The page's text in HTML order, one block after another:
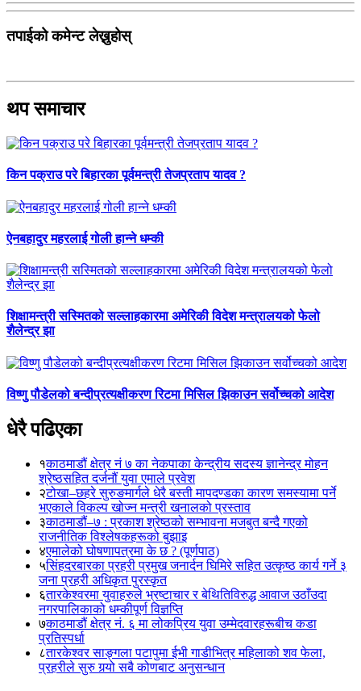
तपाईको कमेन्ट लेख्नुहोस्
थप समाचार
किन पक्राउ परे बिहारका पूर्वमन्त्री तेजप्रताप यादव ?
ऐनबहादुर महरलाई गोली हान्ने धम्की
शिक्षामन्त्री सस्मितको सल्लाहकारमा अमेरिकी विदेश मन्त्रालयको फेलो
शैलेन्द्र झा
विष्णु पौडेलको बन्दीप्रत्यक्षीकरण रिटमा मिसिल झिकाउन सर्वोच्चको आदेश
धेरै पढिएका
१काठमाडौं क्षेत्र नं ७ का नेकपाका केन्द्रीय सदस्य ज्ञानेन्द्र मोहन
श्रेष्ठसहित दर्जनौं युवा एमाले प्रवेश
२टोखा–छहरे सुरुङमार्गले धेरै बस्ती मापदण्डका कारण समस्यामा पर्ने
भएकाले विकल्प खोज्न मन्त्री खनालको प्रस्ताव
३काठमाडौं–७ : प्रकाश श्रेष्ठको सम्भावना मजबुत बन्दै गएको
राजनीतिक विश्लेषकहरूको बुझाइ
४एमालेको घोषणापत्रमा के छ ? (पूर्णपाठ)
५सिंहदरबारका प्रहरी प्रमुख जनार्दन घिमिरे सहित उत्कृष्ठ कार्य गर्ने ३
जना प्रहरी अधिकृत पुरस्कृत
६तारकेश्वरमा युवाहरुले भ्रष्टाचार र बेथितिविरुद्ध आवाज उठाँउदा
नगरपालिकाको धम्कीपूर्ण विज्ञप्ति
७काठमाडौं क्षेत्र नं. ६ मा लोकप्रिय युवा उम्मेदवारहरूबीच कडा
प्रतिस्पर्धा
८तारकेश्वर साङ्गला पटापुमा ईभी गाडीभित्र महिलाको शव फेला,
प्रहरीले सुरु गर्‍यो सबै कोणबाट अनुसन्धान